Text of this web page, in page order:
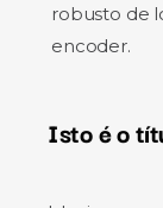
robusto de
encoder.
Isto é o